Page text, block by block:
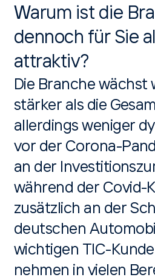
Warum ist die
dennoch für Sie
attraktiv?
Die Branche wächst
stärker als die
allerdings weniger
vor der Corona-
an der
während der Covid-
zusätzlich an der
deutschen
wichtigen TIC-
nehmen in vielen